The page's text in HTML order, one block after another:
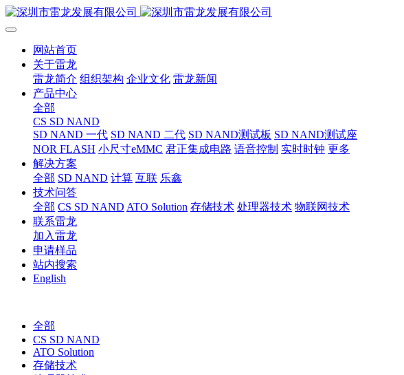
网站首页
关于雷龙
雷龙简介 组织架构 企业文化 雷龙新闻
产品中心
全部
CS SD NAND
SD NAND 一代 SD NAND 二代 SD NAND测试板 SD NAND测试座
NOR FLASH 小尺寸eMMC 君正集成电路 语音控制 实时时钟 更多
解决方案
全部 SD NAND 计算 互联 乐鑫
技术问答
全部 CS SD NAND ATO Solution 存储技术 处理器技术 物联网技术
联系雷龙
加入雷龙
申请样品
站内搜索
English
全部
CS SD NAND
ATO Solution
存储技术